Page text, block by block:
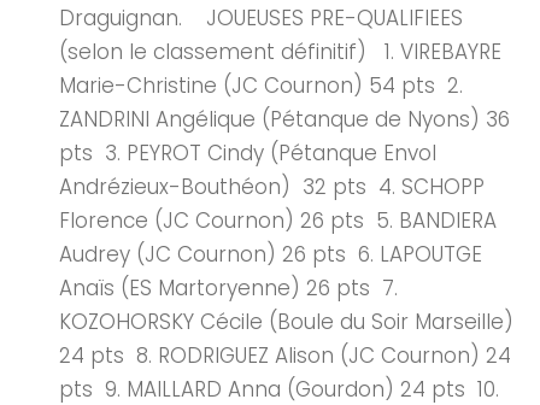
Draguignan. JOUEUSES PRE-QUALIFIEES
(selon le classement définitif) 1. VIREBAYRE
Marie-Christine (JC Cournon) 54 pts 2.
ZANDRINI Angélique (Pétanque de Nyons) 36
pts 3. PEYROT Cindy (Pétanque Envol
Andrézieux-Bouthéon) 32 pts 4. SCHOPP
Florence (JC Cournon) 26 pts 5. BANDIERA
Audrey (JC Cournon) 26 pts 6. LAPOUTGE
Anaïs (ES Martoryenne) 26 pts 7.
KOZOHORSKY Cécile (Boule du Soir Marseille)
24 pts 8. RODRIGUEZ Alison (JC Cournon) 24
pts 9. MAILLARD Anna (Gourdon) 24 pts 10.